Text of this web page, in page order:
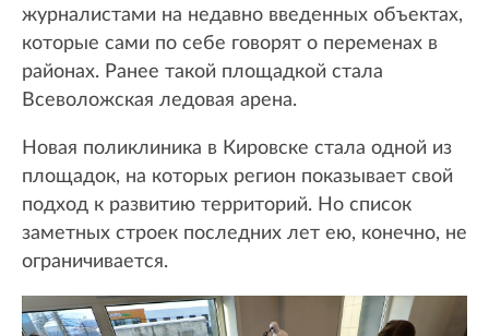
журналистами на недавно введенных объектах,
которые сами по себе говорят о переменах в
районах. Ранее такой площадкой стала
Всеволожская ледовая арена.
Новая поликлиника в Кировске стала одной из
площадок, на которых регион показывает свой
подход к развитию территорий. Но список
заметных строек последних лет ею, конечно, не
ограничивается.